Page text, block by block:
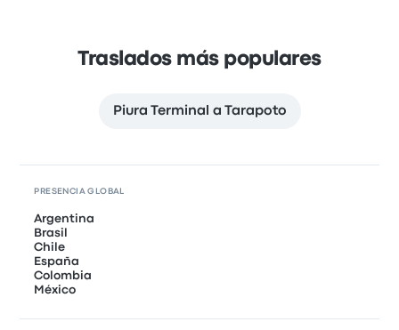
Traslados más populares
Piura Terminal a Tarapoto
PRESENCIA GLOBAL
Argentina
Brasil
Chile
España
Colombia
México